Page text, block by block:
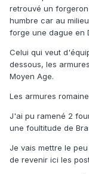
retrouvé un
humbre car au
forge une dague en
Celui qui veut
dessous, les
Moyen Age.
Les armures
J'ai pu ramené 2
une foultitude de
Je vais mettre le
de revenir ici les